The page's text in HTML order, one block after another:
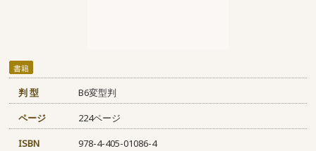
書籍
判 型
B6変型判
ページ
224ページ
ISBN
978-4-405-01086-4